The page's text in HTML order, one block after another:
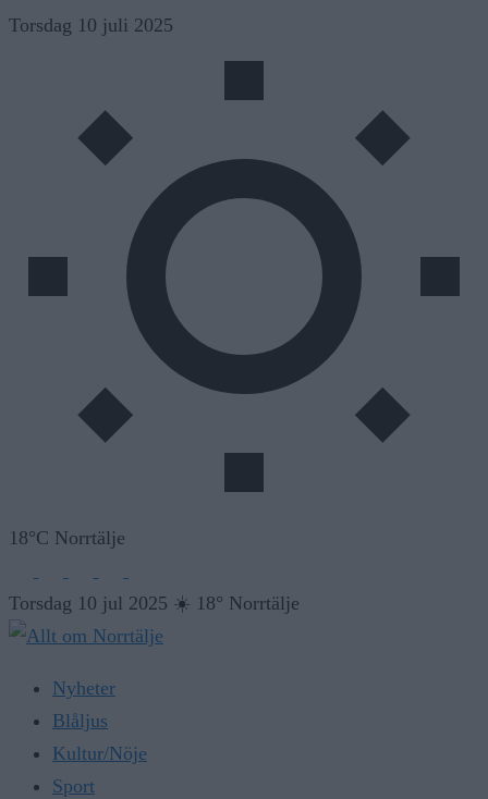
Skip
Torsdag 10 juli 2025
18°C Norrtälje
Torsdag 10 jul 2025 ☀️ 18° Norrtälje
Nyheter
Blåljus
Kultur/Nöje
Sport